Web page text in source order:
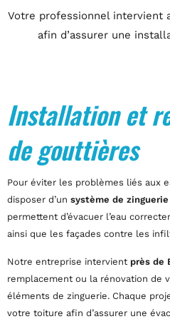
Votre professionnel intervient
afin d’assurer une
Installation et
de gouttières
Pour éviter les problèmes liés aux
disposer d’un système de
permettent d’évacuer l’eau
ainsi que les façades contre les
Notre entreprise intervient près de
remplacement ou la rénovation de
éléments de zinguerie. Chaque
votre toiture afin d’assurer une